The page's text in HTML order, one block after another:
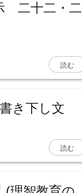
二十二・二
読む
き下し文
読む